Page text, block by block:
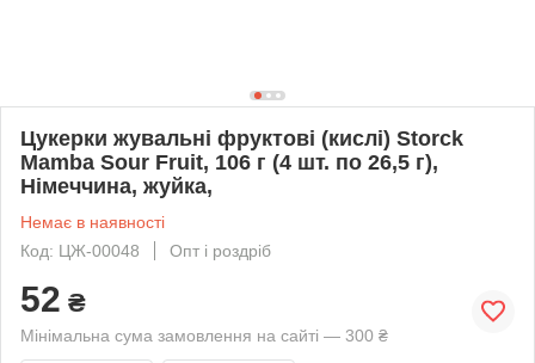
Цукерки жувальні фруктові (кислі) Storck
Mamba Sour Fruit, 106 г (4 шт. по 26,5 г),
Німеччина, жуйка,
Немає в наявності
Код: ЦЖ-00048
Опт і роздріб
52 ₴
Мінімальна сума замовлення на сайті — 300 ₴